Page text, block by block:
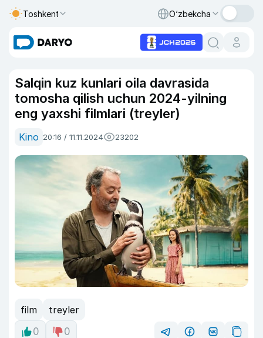
Toshkent O‘zbekcha
Salqin kuz kunlari oila davrasida
tomosha qilish uchun 2024-yilning
eng yaxshi filmlari (treyler)
Kino 20:16 / 11.11.2024 23202
film
treyler
0
0